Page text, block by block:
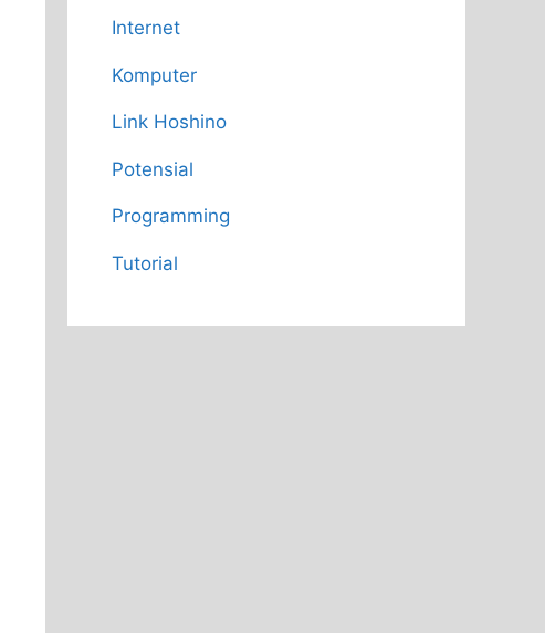
Internet
Komputer
Link Hoshino
Potensial
Programming
Tutorial